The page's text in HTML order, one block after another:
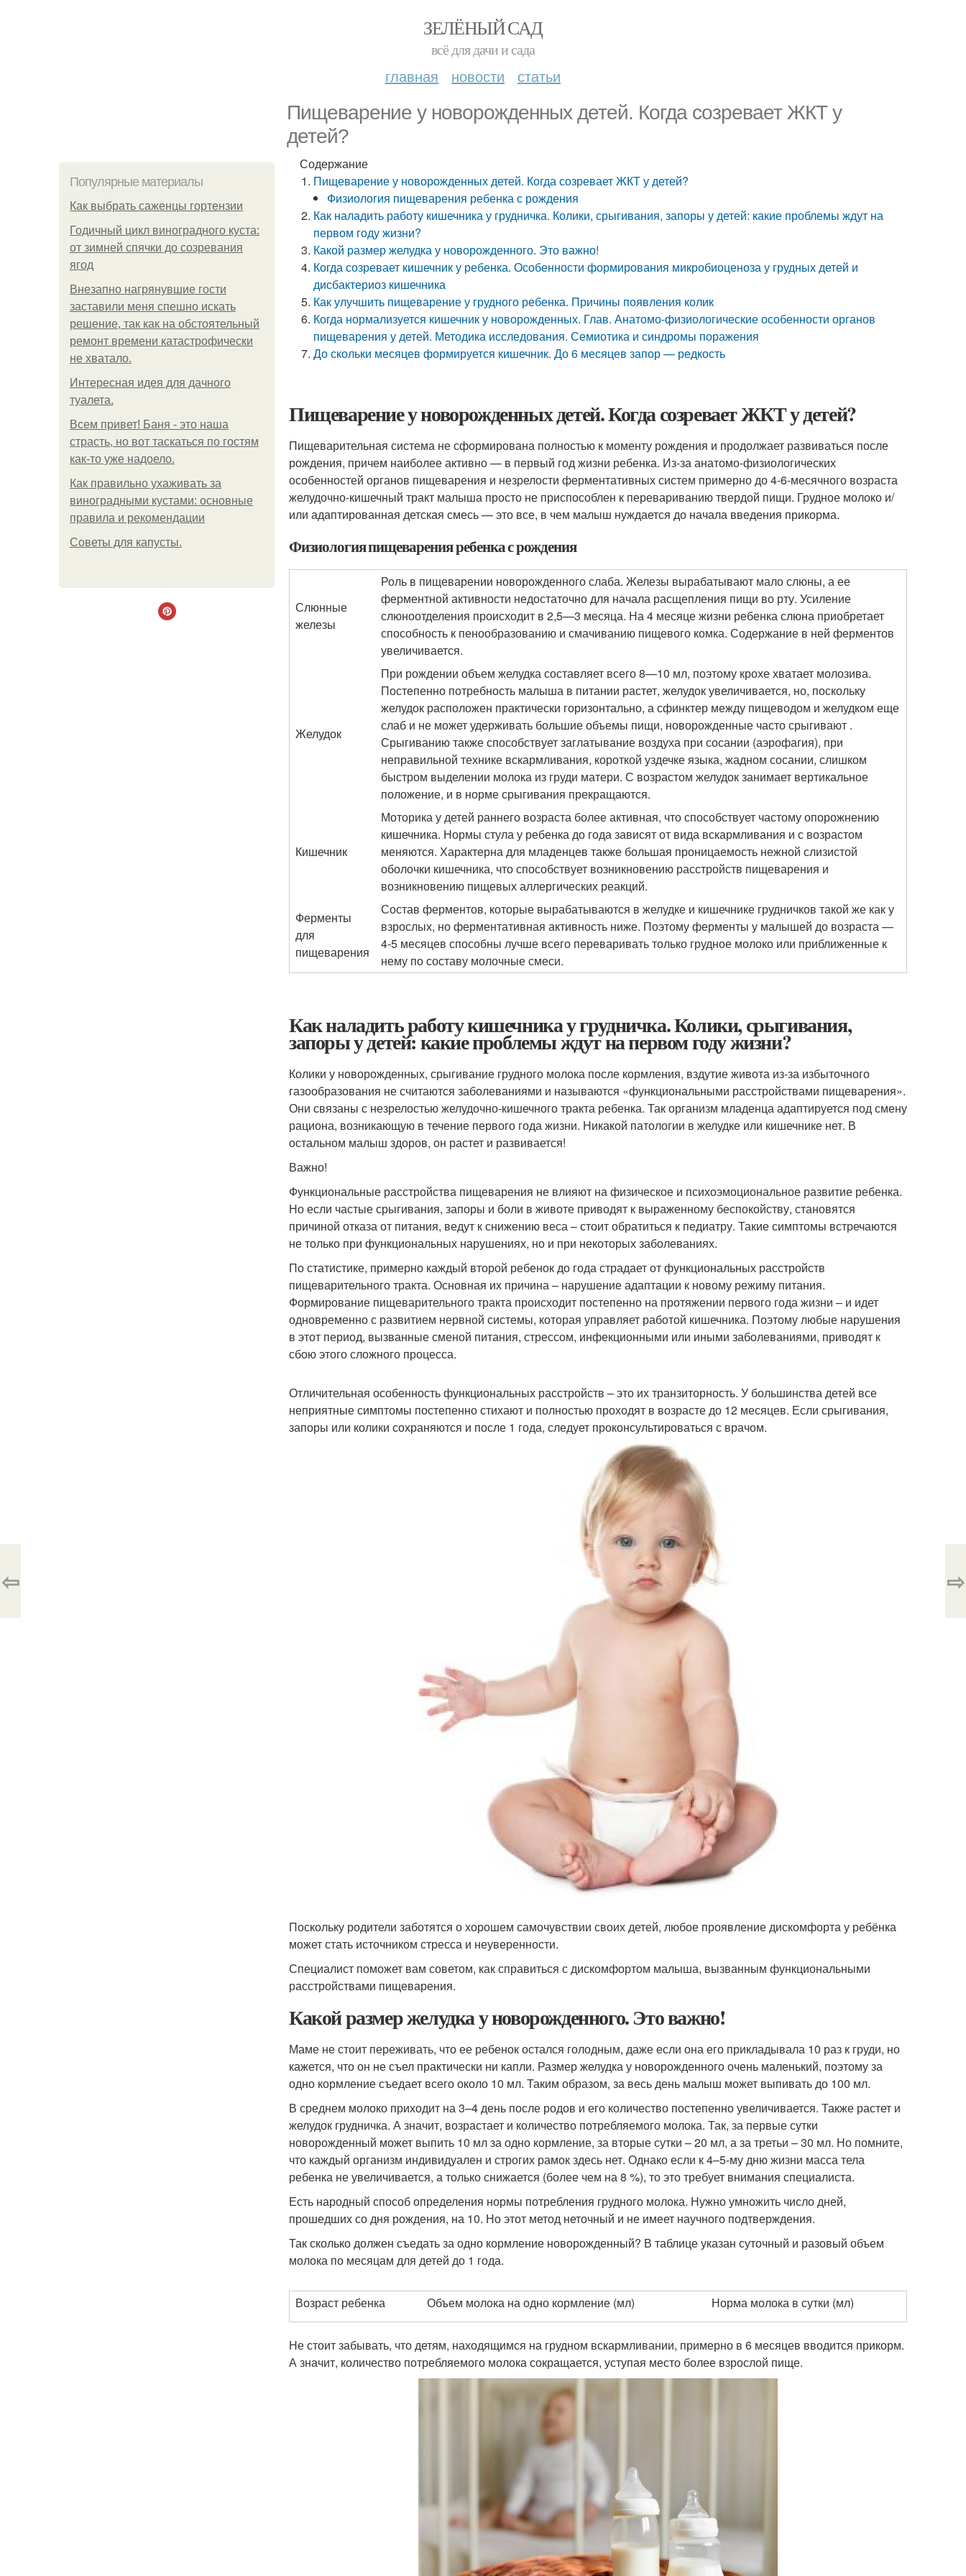
ЗЕЛЁНЫЙ САД
всё для дачи и сада
главная новости статьи
Пищеварение у новорожденных детей. Когда созревает ЖКТ у
детей?
Популярные материалы
Как выбрать саженцы гортензии
Годичный цикл виноградного куста:
от зимней спячки до созревания
ягод
Внезапно нагрянувшие гости
заставили меня спешно искать
решение, так как на обстоятельный
ремонт времени катастрофически
не хватало.
Интересная идея для дачного
туалета.
Всем привет! Баня - это наша
страсть, но вот таскаться по гостям
как-то уже надоело.
Как правильно ухаживать за
виноградными кустами: основные
правила и рекомендации
Советы для капусты.
Содержание
Пищеварение у новорожденных детей. Когда созревает ЖКТ у детей?
Физиология пищеварения ребенка с рождения
Как наладить работу кишечника у грудничка. Колики, срыгивания, запоры у детей: какие проблемы ждут на
первом году жизни?
Какой размер желудка у новорожденного. Это важно!
Когда созревает кишечник у ребенка. Особенности формирования микробиоценоза у грудных детей и
дисбактериоз кишечника
Как улучшить пищеварение у грудного ребенка. Причины появления колик
Когда нормализуется кишечник у новорожденных. Глав. Анатомо-физиологические особенности органов
пищеварения у детей. Методика исследования. Семиотика и синдромы поражения
До скольки месяцев формируется кишечник. До 6 месяцев запор — редкость
Пищеварение у новорожденных детей. Когда созревает ЖКТ у детей?
Пищеварительная система не сформирована полностью к моменту рождения и продолжает развиваться после
рождения, причем наиболее активно — в первый год жизни ребенка. Из-за анатомо-физиологических
особенностей органов пищеварения и незрелости ферментативных систем примерно до 4-6-месячного возраста
желудочно-кишечный тракт малыша просто не приспособлен к перевариванию твердой пищи. Грудное молоко и/
или адаптированная детская смесь — это все, в чем малыш нуждается до начала введения прикорма.
Физиология пищеварения ребенка с рождения
Слюнные
железы
Роль в пищеварении новорожденного слаба. Железы вырабатывают мало слюны, а ее
ферментной активности недостаточно для начала расщепления пищи во рту. Усиление
слюноотделения происходит в 2,5—3 месяца. На 4 месяце жизни ребенка слюна приобретает
способность к пенообразованию и смачиванию пищевого комка. Содержание в ней ферментов
увеличивается.
Желудок
При рождении объем желудка составляет всего 8—10 мл, поэтому крохе хватает молозива.
Постепенно потребность малыша в питании растет, желудок увеличивается, но, поскольку
желудок расположен практически горизонтально, а сфинктер между пищеводом и желудком еще
слаб и не может удерживать большие объемы пищи, новорожденные часто срыгивают .
Срыгиванию также способствует заглатывание воздуха при сосании (аэрофагия), при
неправильной технике вскармливания, короткой уздечке языка, жадном сосании, слишком
быстром выделении молока из груди матери. С возрастом желудок занимает вертикальное
положение, и в норме срыгивания прекращаются.
Кишечник
Моторика у детей раннего возраста более активная, что способствует частому опорожнению
кишечника. Нормы стула у ребенка до года зависят от вида вскармливания и с возрастом
меняются. Характерна для младенцев также большая проницаемость нежной слизистой
оболочки кишечника, что способствует возникновению расстройств пищеварения и
возникновению пищевых аллергических реакций.
Ферменты
для
пищеварения
Состав ферментов, которые вырабатываются в желудке и кишечнике грудничков такой же как у
взрослых, но ферментативная активность ниже. Поэтому ферменты у малышей до возраста —
4-5 месяцев способны лучше всего переваривать только грудное молоко или приближенные к
нему по составу молочные смеси.
Как наладить работу кишечника у грудничка. Колики, срыгивания,
запоры у детей: какие проблемы ждут на первом году жизни?
Колики у новорожденных, срыгивание грудного молока после кормления, вздутие живота из-за избыточного
газообразования не считаются заболеваниями и называются «функциональными расстройствами пищеварения».
Они связаны с незрелостью желудочно-кишечного тракта ребенка. Так организм младенца адаптируется под смену
рациона, возникающую в течение первого года жизни. Никакой патологии в желудке или кишечнике нет. В
остальном малыш здоров, он растет и развивается!
Важно!
Функциональные расстройства пищеварения не влияют на физическое и психоэмоциональное развитие ребенка.
Но если частые срыгивания, запоры и боли в животе приводят к выраженному беспокойству, становятся
причиной отказа от питания, ведут к снижению веса – стоит обратиться к педиатру. Такие симптомы встречаются
не только при функциональных нарушениях, но и при некоторых заболеваниях.
По статистике, примерно каждый второй ребенок до года страдает от функциональных расстройств
пищеварительного тракта. Основная их причина – нарушение адаптации к новому режиму питания.
Формирование пищеварительного тракта происходит постепенно на протяжении первого года жизни – и идет
одновременно с развитием нервной системы, которая управляет работой кишечника. Поэтому любые нарушения
в этот период, вызванные сменой питания, стрессом, инфекционными или иными заболеваниями, приводят к
сбою этого сложного процесса.
Отличительная особенность функциональных расстройств – это их транзиторность. У большинства детей все
неприятные симптомы постепенно стихают и полностью проходят в возрасте до 12 месяцев. Если срыгивания,
запоры или колики сохраняются и после 1 года, следует проконсультироваться с врачом.
Поскольку родители заботятся о хорошем самочувствии своих детей, любое проявление дискомфорта у ребёнка
может стать источником стресса и неуверенности.
Специалист поможет вам советом, как справиться с дискомфортом малыша, вызванным функциональными
расстройствами пищеварения.
Какой размер желудка у новорожденного. Это важно!
Маме не стоит переживать, что ее ребенок остался голодным, даже если она его прикладывала 10 раз к груди, но
кажется, что он не съел практически ни капли. Размер желудка у новорожденного очень маленький, поэтому за
одно кормление съедает всего около 10 мл. Таким образом, за весь день малыш может выпивать до 100 мл.
В среднем молоко приходит на 3–4 день после родов и его количество постепенно увеличивается. Также растет и
желудок грудничка. А значит, возрастает и количество потребляемого молока. Так, за первые сутки
новорожденный может выпить 10 мл за одно кормление, за вторые сутки – 20 мл, а за третьи – 30 мл. Но помните,
что каждый организм индивидуален и строгих рамок здесь нет. Однако если к 4–5-му дню жизни масса тела
ребенка не увеличивается, а только снижается (более чем на 8 %), то это требует внимания специалиста.
Есть народный способ определения нормы потребления грудного молока. Нужно умножить число дней,
прошедших со дня рождения, на 10. Но этот метод неточный и не имеет научного подтверждения.
Так сколько должен съедать за одно кормление новорожденный? В таблице указан суточный и разовый объем
молока по месяцам для детей до 1 года.
Возраст ребенка Объем молока на одно кормление (мл) Норма молока в сутки (мл)
Не стоит забывать, что детям, находящимся на грудном вскармливании, примерно в 6 месяцев вводится прикорм.
А значит, количество потребляемого молока сокращается, уступая место более взрослой пище.
⇦ ⇨